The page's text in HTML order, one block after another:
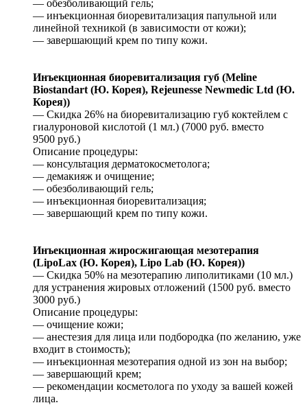
— обезболивающий гель;
— инъекционная биоревитализация папульной или
линейной техникой (в зависимости от кожи);
— завершающий крем по типу кожи.
Инъекционная биоревитализация губ (Meline
Biostandart (Ю. Корея), Rejeunesse Newmedic Ltd (Ю.
Корея))
— Скидка 26% на биоревитализацию губ коктейлем с
гиалуроновой кислотой (1 мл.) (7000 руб. вместо
9500 руб.)
Описание процедуры:
— консультация дерматокосметолога;
— демакияж и очищение;
— обезболивающий гель;
— инъекционная биоревитализация;
— завершающий крем по типу кожи.
Инъекционная жиросжигающая мезотерапия
(LipoLax (Ю. Корея), Lipo Lab (Ю. Корея))
— Скидка 50% на мезотерапию липолитиками (10 мл.)
для устранения жировых отложений (1500 руб. вместо
3000 руб.)
Описание процедуры:
— очищение кожи;
— анестезия для лица или подбородка (по желанию, уже
входит в стоимость);
— инъекционная мезотерапия одной из зон на выбор;
— завершающий крем;
— рекомендации косметолога по уходу за вашей кожей
лица.